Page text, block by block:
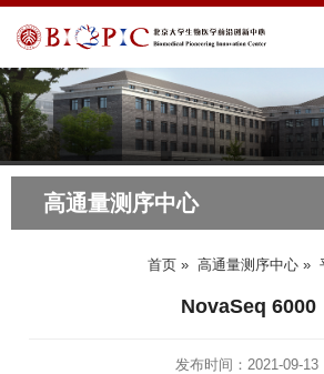
高通量测序中心
首页 » 高通量测序中心 »
NovaSeq 6000
发布时间：2021-09-13